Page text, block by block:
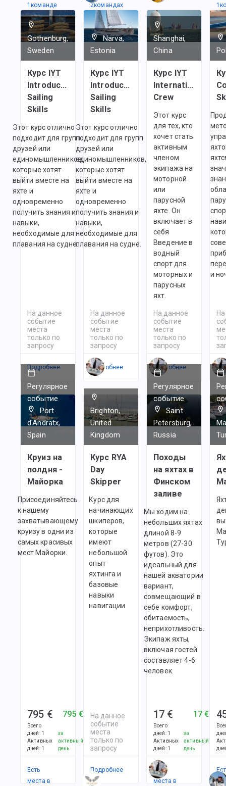
1командe
2командах
1
Gothenburg,
Sweden
Курс IYT
Introductory
Sailing
Skills
Этот курс отлично
подходит для групп
друзей или
единомышленников,
которые хотят
выйти вместе на
яхте и
одновременно
получить знания и
навыки,
необходимые для
плавания на судне.
На данное
событие
места
только по
запросу
Подробнее
Narva,
Estonia
Курс IYT
Introductory
Sailing
Skills
Этот курс отлично
подходит для групп
друзей или
единомышленников,
которые хотят
выйти вместе на
яхте и
одновременно
получить знания и
навыки,
необходимые для
плавания на судне.
На данное
событие
места
только по
запросу
Подробнее
Shanghai,
China
Курс IYT
International
Crew
Этот курс
для тех, кто
хочет стать
активным
членом
экипажа на
моторной
или
парусной
яхте. Он
включает в
себя
Введение в
водный
спорт для
моторных и
парусных
яхт.
На данное
событие
места
только по
запросу
Подробнее
и
Регулярное
событие
Port
d'Andratx,
Spain
Круиз на
полдня -
Майорка
Присоединяйтесь
к нашему
захватывающему
круизу в одни из
самых красивых
мест Майорки.
795 €
Всего
дней: 1
Активных
дней: 1
795 €
за
активный
день
Есть
места в
Brighton,
United
Kingdom
Курс RYA
Day
Skipper
Курс для
начинающих
шкиперов,
которые
имеют
небольшой
опыт
яхтинга и
базовые
навыки
навигации
На данное
событие
места
только по
запросу
Подробнее
Регулярное
событие
Saint
Petersburg,
Russia
Походы
на яхтах в
Финском
заливе
Мы ходим на
небольших яхтах
длиной 8-9
метров (27-30
футов). Это
идеальный для
нашей акватории
вариант,
совмещающий в
себе комфорт,
обитаемость,
неприхотливость.
Экипаж яхты,
включая гостей
составляет 4-6
человек.
17 €
Всего
дней: 1
Активных
дней: 1
17 €
за
активный
день
Есть
места в